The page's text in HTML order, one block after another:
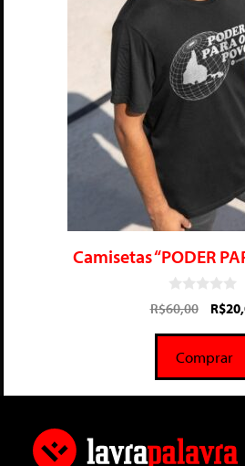
Camisetas “PODER
0
d
5
R$60,00 R$
Comprar